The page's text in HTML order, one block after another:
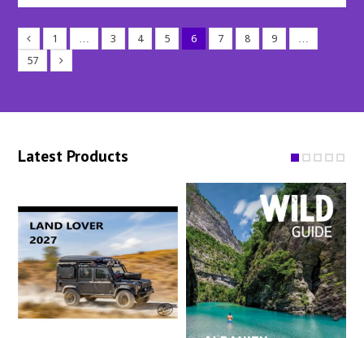
1 3 4 5 6 7 8 9
57
Latest Products